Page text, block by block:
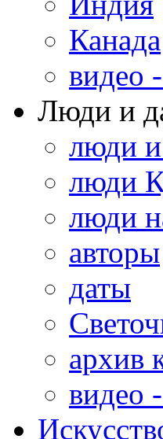
Канада
видео
Люди и
люди
люди
люди
авторы
даты
архив
видео